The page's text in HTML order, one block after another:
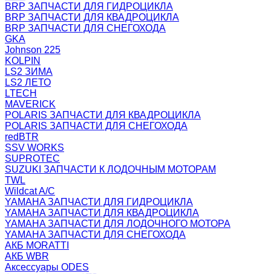
BRP ЗАПЧАСТИ ДЛЯ ГИДРОЦИКЛА
BRP ЗАПЧАСТИ ДЛЯ КВАДРОЦИКЛА
BRP ЗАПЧАСТИ ДЛЯ СНЕГОХОДА
GKA
Johnson 225
KOLPIN
LS2 ЗИМА
LS2 ЛЕТО
LTECH
MAVERICK
POLARIS ЗАПЧАСТИ ДЛЯ КВАДРОЦИКЛА
POLARIS ЗАПЧАСТИ ДЛЯ СНЕГОХОДА
redBTR
SSV WORKS
SUPROTEC
SUZUKI ЗАПЧАСТИ К ЛОДОЧНЫМ МОТОРАМ
TWL
Wildcat A/C
YAMAHA ЗАПЧАСТИ ДЛЯ ГИДРОЦИКЛА
YAMAHA ЗАПЧАСТИ ДЛЯ КВАДРОЦИКЛА
YAMAHA ЗАПЧАСТИ ДЛЯ ЛОДОЧНОГО МОТОРА
YAMAHA ЗАПЧАСТИ ДЛЯ СНЕГОХОДА
АКБ MORATTI
АКБ WBR
Аксессуары ODES